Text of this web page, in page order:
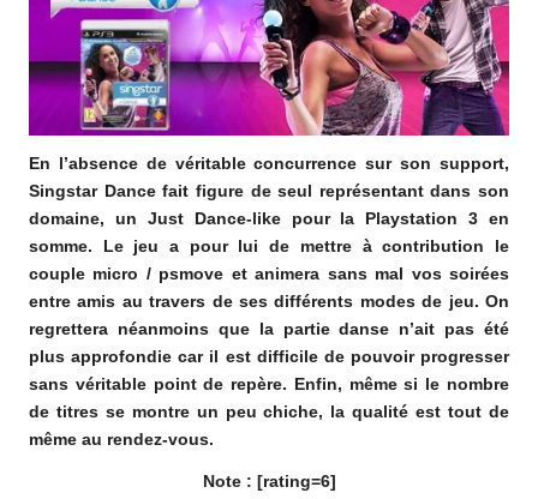
En l’absence de véritable concurrence sur son support,
Singstar Dance fait figure de seul représentant dans son
domaine, un Just Dance-like pour la Playstation 3 en
somme. Le jeu a pour lui de mettre à contribution le
couple micro / psmove et animera sans mal vos soirées
entre amis au travers de ses différents modes de jeu. On
regrettera néanmoins que la partie danse n’ait pas été
plus approfondie car il est difficile de pouvoir progresser
sans véritable point de repère. Enfin, même si le nombre
de titres se montre un peu chiche, la qualité est tout de
même au rendez-vous.
Note : [rating=6]